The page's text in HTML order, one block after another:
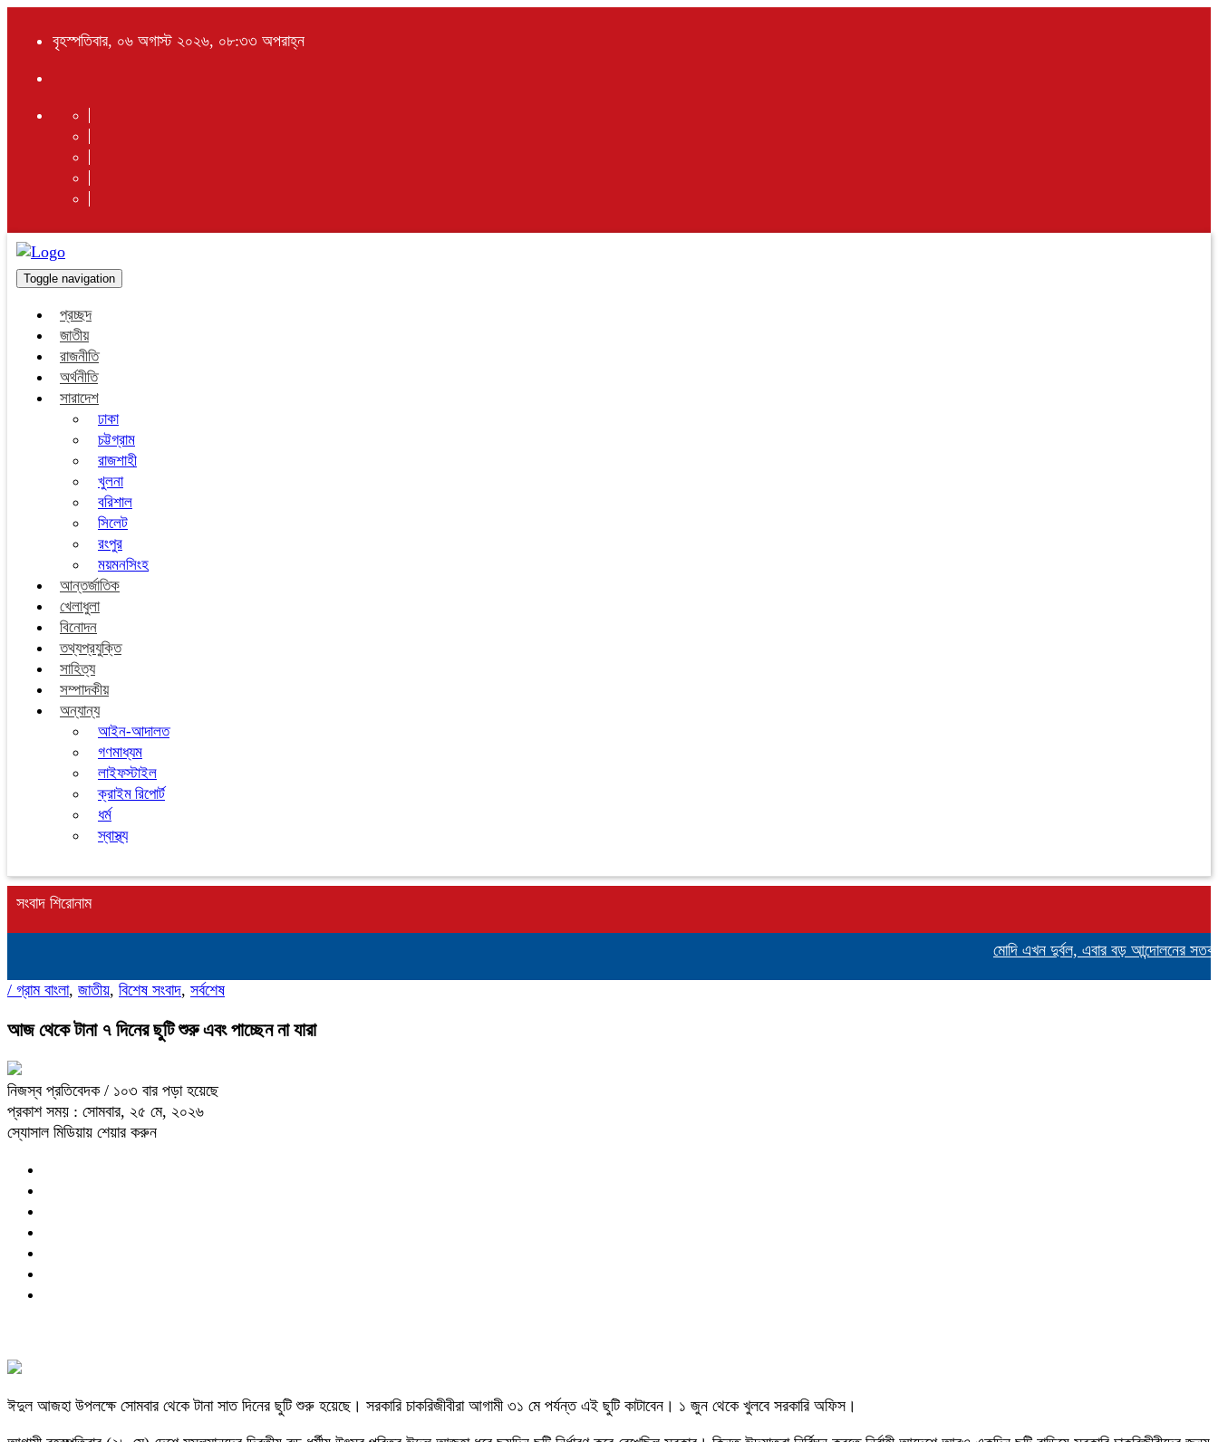
বৃহস্পতিবার, ০৬ অগাস্ট ২০২৬, ০৮:৩৩ অপরাহ্ন
Toggle navigation
প্রচ্ছদ
জাতীয়
রাজনীতি
অর্থনীতি
সারাদেশ
ঢাকা
চট্টগ্রাম
রাজশাহী
খুলনা
বরিশাল
সিলেট
রংপুর
ময়মনসিংহ
আন্তর্জাতিক
খেলাধুলা
বিনোদন
তথ্যপ্রযুক্তি
সাহিত্য
সম্পাদকীয়
অন্যান্য
আইন-আদালত
গণমাধ্যম
লাইফস্টাইল
ক্রাইম রিপোর্ট
ধর্ম
স্বাস্থ্য
সংবাদ শিরোনাম
মোদি এখন দুর্বল, এবার বড় আন্দোলনের সতর্কবার্তা
/ গ্রাম বাংলা, জাতীয়, বিশেষ সংবাদ, সর্বশেষ
আজ থেকে টানা ৭ দিনের ছুটি শুরু এবং পাচ্ছেন না যারা
নিজস্ব প্রতিবেদক / ১০৩ বার পড়া হয়েছে
প্রকাশ সময় : সোমবার, ২৫ মে, ২০২৬
স্যোসাল মিডিয়ায় শেয়ার করুন
ঈদুল আজহা উপলক্ষে সোমবার থেকে টানা সাত দিনের ছুটি শুরু হয়েছে। ‌সরকারি চাকরিজীবীরা আগামী ৩১ মে পর্যন্ত এই ছুটি কাটাবেন। ১ জুন থেকে খুলবে সরকারি অফিস।